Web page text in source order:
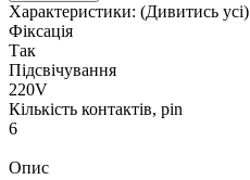
Характеристики: (Дивитись усі)
Фіксація
Так
Підсвічування
220V
Кількість контактів, pin
6
Опис